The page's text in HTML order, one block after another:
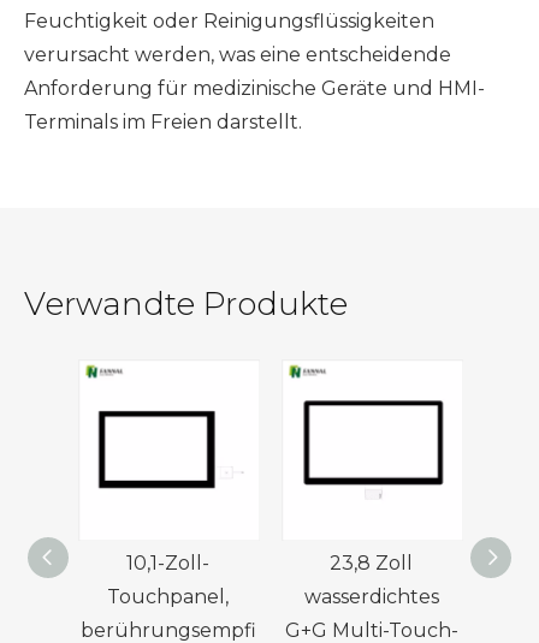
Feuchtigkeit oder Reinigungsflüssigkeiten
verursacht werden, was eine entscheidende
Anforderung für medizinische Geräte und HMI-
Terminals im Freien darstellt.
Verwandte Produkte
10,1-Zoll-
Touchpanel,
berührungsempfi
23,8 Zoll
wasserdichtes
G+G Multi-Touch-